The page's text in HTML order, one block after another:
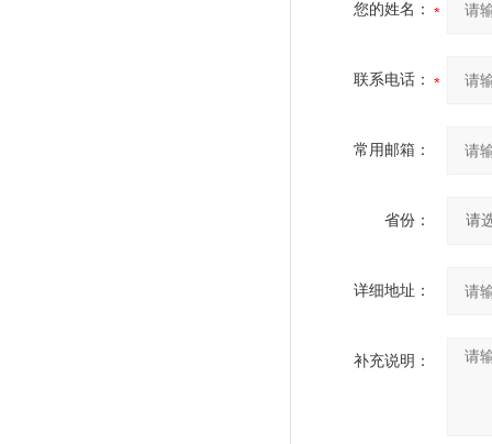
您的姓名：
联系电话：
常用邮箱：
省份：
详细地址：
补充说明：